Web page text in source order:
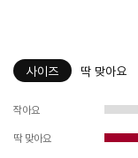
사이즈 딱 맞아요
작아요
딱 맞아요